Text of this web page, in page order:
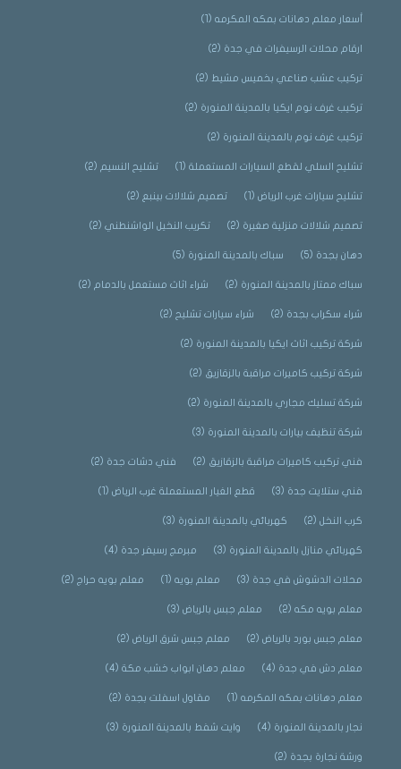
أسعار معلم دهانات بمكه المكرمه(1)
ارقام محلات الرسيفرات في جدة (2)
تركيب عشب صناعي بخميس مشيط (2)
تركيب غرف نوم ايكيا بالمدينة المنورة (2)
تركيب غرف نوم بالمدينة المنورة (2)
تشليح السلي لقطع السيارات المستعملة(1) تشليح النسيم(2)
تشليح سيارات غرب الرياض(1) تصميم شلالات بينبع (2)
تصميم شلالات منزلية صغيرة (2) تكريب النخيل الواشنطني(2)
دهان بجدة (5) سباك بالمدينة المنورة (5)
سباك ممتاز بالمدينة المنورة (2) شراء اثاث مستعمل بالدمام(2)
شراء سكراب بجدة (2) شراء سيارات تشليح (2)
شركة تركيب اثاث ايكيا بالمدينة المنورة (2)
شركة تركيب كاميرات مراقبة بالزقازيق (2)
شركة تسليك مجاري بالمدينة المنورة (2)
شركة تنظيف بيارات بالمدينة المنورة (3)
فني تركيب كاميرات مراقبة بالزقازيق (2) فني دشات جدة (2)
فني ستلايت جدة (3) قطع الغيار المستعملة غرب الرياض(1)
كرب النخل(2) كهربائي بالمدينة المنورة (3)
كهربائي منازل بالمدينة المنورة (3) مبرمج رسيفر جدة (4)
محلات الدشوش في جدة (3) معلم بويه(1) معلم بويه حراج (2)
معلم بويه مكه(2) معلم جبس بالرياض(3)
معلم جبس بورد بالرياض(2) معلم جبس شرق الرياض(2)
معلم دش في جدة (4) معلم دهان ابواب خشب مكة(4)
معلم دهانات بمكه المكرمه(1) مقاول اسفلت بجدة (2)
نجار بالمدينة المنورة (4) وايت شفط بالمدينة المنورة (3)
ورشة نجارة بجدة (2)